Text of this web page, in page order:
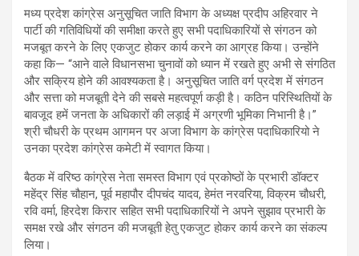
मध्य प्रदेश कांग्रेस अनुसूचित जाति विभाग के अध्यक्ष प्रदीप अहिरवार ने
पार्टी की गतिविधियों की समीक्षा करते हुए सभी पदाधिकारियों से संगठन को
मजबूत करने के लिए एकजुट होकर कार्य करने का आग्रह किया। उन्होंने
कहा कि— “आने वाले विधानसभा चुनावों को ध्यान में रखते हुए अभी से संगठित
और सक्रिय होने की आवश्यकता है। अनुसूचित जाति वर्ग प्रदेश में संगठन
और सत्ता को मजबूती देने की सबसे महत्वपूर्ण कड़ी है। कठिन परिस्थितियों के
बावजूद हमें जनता के अधिकारों की लड़ाई में अग्रणी भूमिका निभानी है।”
श्री चौधरी के प्रथम आगमन पर अजा विभाग के कांग्रेस पदाधिकारियो ने
उनका प्रदेश कांग्रेस कमेटी में स्वागत किया।
बैठक में वरिष्ठ कांग्रेस नेता समस्त विभाग एवं प्रकोष्ठों के प्रभारी डॉक्टर
महेंद्र सिंह चौहान, पूर्व महापौर दीपचंद यादव, हेमंत नरवरिया, विक्रम चौधरी,
रवि वर्मा, हिरदेश किरार सहित सभी पदाधिकारियों ने अपने सुझाव प्रभारी के
समक्ष रखे और संगठन की मजबूती हेतु एकजुट होकर कार्य करने का संकल्प
लिया।